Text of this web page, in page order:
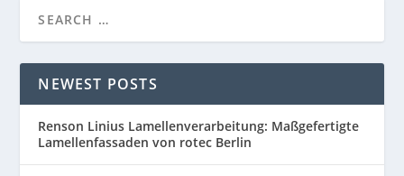
NEWEST POSTS
Renson Linius Lamellenverarbeitung: Maßgefertigte
Lamellenfassaden von rotec Berlin